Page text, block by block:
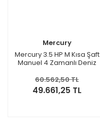
Mercury
Mercury 3.5 HP M Kısa Şaft
Manuel 4 Zamanlı Deniz
60.562,50 TL
49.661,25 TL